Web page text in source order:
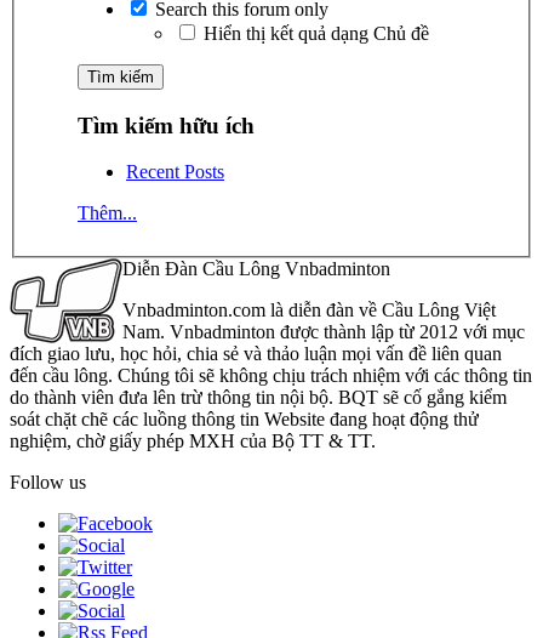
Search this forum only
Hiển thị kết quả dạng Chủ đề
Tìm kiếm hữu ích
Recent Posts
Thêm...
Diễn Đàn Cầu Lông Vnbadminton
Vnbadminton.com là diễn đàn về Cầu Lông Việt
Nam. Vnbadminton được thành lập từ 2012 với mục
đích giao lưu, học hỏi, chia sẻ và thảo luận mọi vấn đề liên quan
đến cầu lông. Chúng tôi sẽ không chịu trách nhiệm với các thông tin
do thành viên đưa lên trừ thông tin nội bộ. BQT sẽ cố gắng kiểm
soát chặt chẽ các luồng thông tin Website đang hoạt động thử
nghiệm, chờ giấy phép MXH của Bộ TT & TT.
Follow us